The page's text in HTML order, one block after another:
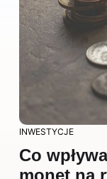
INWESTYCJE
Co
monet na